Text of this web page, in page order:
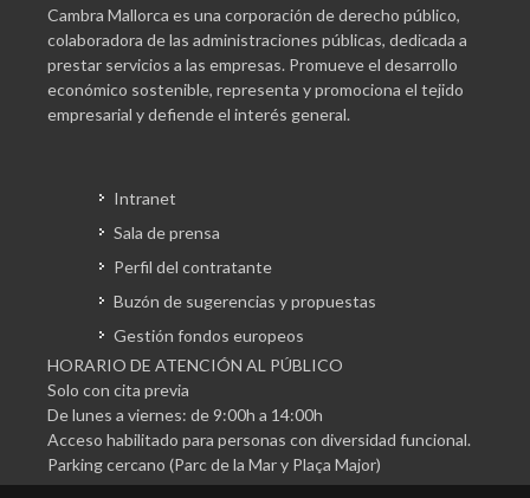
Cambra Mallorca es una corporación de derecho público,
colaboradora de las administraciones públicas, dedicada a
prestar servicios a las empresas. Promueve el desarrollo
económico sostenible, representa y promociona el tejido
empresarial y defiende el interés general.
Intranet
Sala de prensa
Perfil del contratante
Buzón de sugerencias y propuestas
Gestión fondos europeos
HORARIO DE ATENCIÓN AL PÚBLICO
Solo con cita previa
De lunes a viernes: de 9:00h a 14:00h
Acceso habilitado para personas con diversidad funcional.
Parking cercano (Parc de la Mar y Plaça Major)